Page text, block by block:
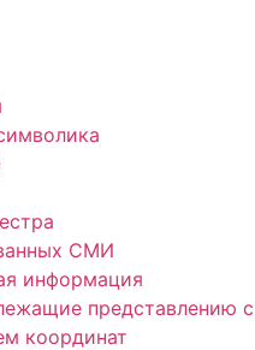
СМИ
информация
представлению с
координат